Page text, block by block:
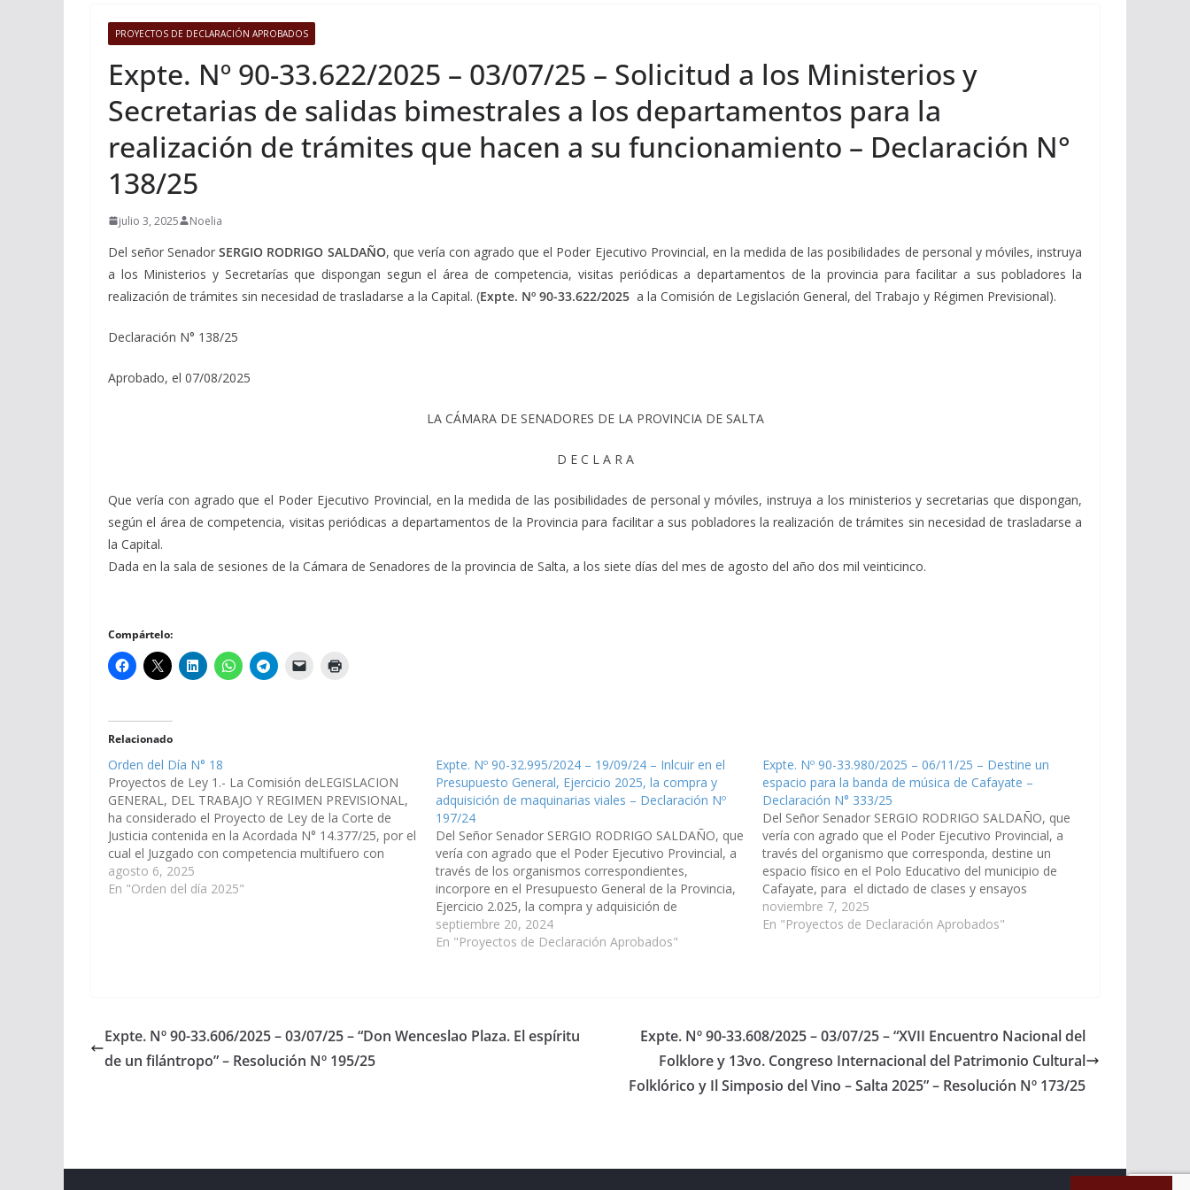
PROYECTOS DE DECLARACIÓN APROBADOS
Expte. Nº 90-33.622/2025 – 03/07/25 – Solicitud a los Ministerios y
Secretarias de salidas bimestrales a los departamentos para la
realización de trámites que hacen a su funcionamiento – Declaración N°
138/25
julio 3, 2025 Noelia
Del señor SenadorSERGIO RODRIGO SALDAÑO, que vería con agrado que el Poder Ejecutivo Provincial, en la medida de las posibilidades de personal y móviles, instruya
a los Ministerios y Secretarías que dispongan segun el área de competencia, visitas periódicas a departamentos de la provincia para facilitar a sus pobladores la
realización de trámites sin necesidad de trasladarse a la Capital. (Expte. Nº 90-33.622/2025 a la Comisión de Legislación General, del Trabajo y Régimen Previsional).
Declaración N° 138/25
Aprobado, el 07/08/2025
LA CÁMARA DE SENADORES DE LA PROVINCIA DE SALTA
D E C L A R A
Que vería con agrado que el Poder Ejecutivo Provincial, en la medida de las posibilidades de personal y móviles, instruya a los ministerios y secretarias que dispongan,
según el área de competencia, visitas periódicas a departamentos de la Provincia para facilitar a sus pobladores la realización de trámites sin necesidad de trasladarse a
la Capital.
Dada en la sala de sesiones de la Cámara de Senadores de la provincia de Salta, a los siete días del mes de agosto del año dos mil veinticinco.
Compártelo:
Relacionado
Orden del Día N° 18
Proyectos de Ley 1.- La Comisión deLEGISLACION
GENERAL, DEL TRABAJO Y REGIMEN PREVISIONAL,
ha considerado el Proyecto de Ley de la Corte de
Justicia contenida en la Acordada N° 14.377/25, por el
cual el Juzgado con competencia multifuero con
asiento en la ciudad de Cafayate, en caso de
impedimento, inhibición,…
agosto 6, 2025
En "Orden del día 2025"
Expte. Nº 90-32.995/2024 – 19/09/24 – Inlcuir en el
Presupuesto General, Ejercicio 2025, la compra y
adquisición de maquinarias viales – Declaración Nº
197/24
Del Señor Senador SERGIO RODRIGO SALDAÑO, que
vería con agrado que el Poder Ejecutivo Provincial, a
través de los organismos correspondientes,
incorpore en el Presupuesto General de la Provincia,
Ejercicio 2.025, la compra y adquisición de
maquinarias viales que sean necesarias para
destinarlas a departamentos de la Provincia con
septiembre 20, 2024
En "Proyectos de Declaración Aprobados"
Expte. Nº 90-33.980/2025 – 06/11/25 – Destine un
espacio para la banda de música de Cafayate –
Declaración N° 333/25
Del Señor Senador SERGIO RODRIGO SALDAÑO, que
vería con agrado que el Poder Ejecutivo Provincial, a
través del organismo que corresponda, destine un
espacio físico en el Polo Educativo del municipio de
Cafayate, para el dictado de clases y ensayos
instrumentales de la banda de música Nuestra
Señora del Rosario. (Expte.…
noviembre 7, 2025
En "Proyectos de Declaración Aprobados"
Expte. Nº 90-33.606/2025 – 03/07/25 – “Don Wenceslao Plaza. El espíritu
de un filántropo” – Resolución Nº 195/25
Expte. Nº 90-33.608/2025 – 03/07/25 – “XVII Encuentro Nacional del
Folklore y 13vo. Congreso Internacional del Patrimonio Cultural
Folklórico y Il Simposio del Vino – Salta 2025” – Resolución Nº 173/25